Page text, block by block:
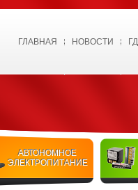
ГЛАВНАЯ НОВОСТИ
АВТОНОМНОЕ
ЭЛЕКТРОПИТАНИЕ